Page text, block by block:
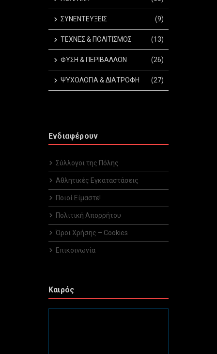
ΣΥΝΕΝΤΕΥΞΕΙΣ (9)
ΤΕΧΝΕΣ & ΠΟΛΙΤΙΣΜΟΣ (13)
ΦΥΣΗ & ΠΕΡΙΒΑΛΛΟΝ (26)
ΨΥΧΟΛΟΓΙΑ & ΔΙΑΤΡΟΦΗ (27)
Ενδιαφέρουν
Σύλλογοι της Πόλης
Αθλητικές Εγκαταστάσεις
Ποιοί Είμαστε!
Πολιτική Απορρήτου
Όροι Χρήσης – Cookies
Επικοινωνία
Καιρός